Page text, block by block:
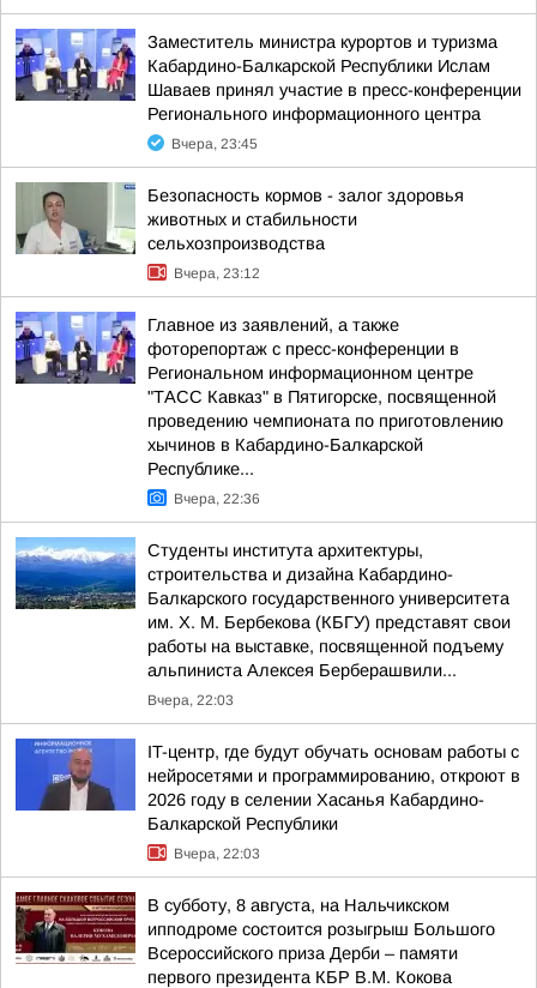
Заместитель министра курортов и туризма
Кабардино-Балкарской Республики Ислам
Шаваев принял участие в пресс-конференции
Регионального информационного центра
Вчера, 23:45
Безопасность кормов - залог здоровья
животных и стабильности
сельхозпроизводства
Вчера, 23:12
Главное из заявлений, а также
фоторепортаж с пресс-конференции в
Региональном информационном центре
"ТАСС Кавказ" в Пятигорске, посвященной
проведению чемпионата по приготовлению
хычинов в Кабардино-Балкарской
Республике...
Вчера, 22:36
Студенты института архитектуры,
строительства и дизайна Кабардино-
Балкарского государственного университета
им. Х. М. Бербекова (КБГУ) представят свои
работы на выставке, посвященной подъему
альпиниста Алексея Берберашвили...
Вчера, 22:03
IT-центр, где будут обучать основам работы с
нейросетями и программированию, откроют в
2026 году в селении Хасанья Кабардино-
Балкарской Республики
Вчера, 22:03
В субботу, 8 августа, на Нальчикском
ипподроме состоится розыгрыш Большого
Всероссийского приза Дерби – памяти
первого президента КБР В.М. Кокова